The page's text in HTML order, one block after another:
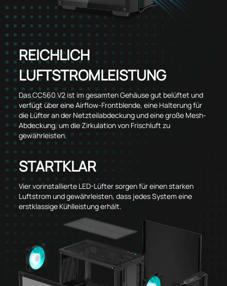
REICHLICH
LUFTSTROMLEISTUNG
Das CC560 V2 ist im gesamten Gehäuse gut belüftet und
verfügt über eine Airflow-Frontblende, eine Halterung für
die Lüfter an der Netzteilabdeckung und eine große Mesh-
Abdeckung, um die Zirkulation von Frischluft zu
gewährleisten.
STARTKLAR
Vier vorinstallierte LED-Lüfter sorgen für einen starken
Luftstrom und gewährleisten, dass jedes System eine
erstklassige Kühlleistung erhält.